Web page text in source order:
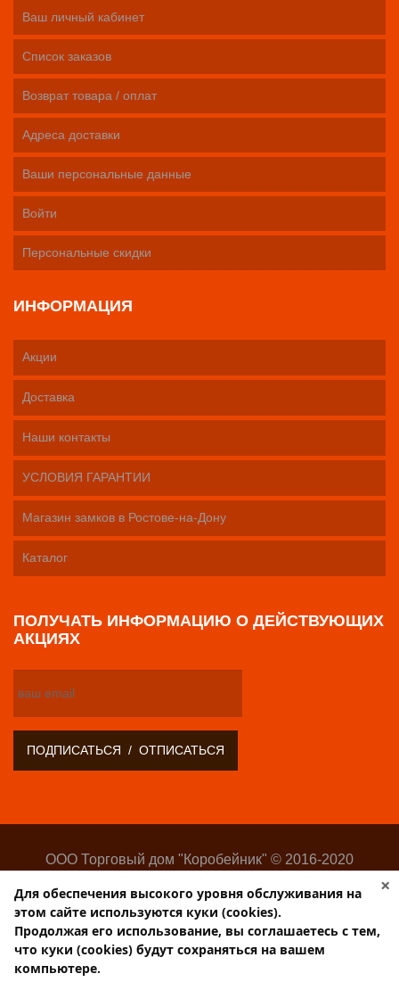
Ваш личный кабинет
Список заказов
Возврат товара / оплат
Адреса доставки
Ваши персональные данные
Войти
Персональные скидки
ИНФОРМАЦИЯ
Акции
Доставка
Наши контакты
УСЛОВИЯ ГАРАНТИИ
Магазин замков в Ростове-на-Дону
Каталог
ПОЛУЧАТЬ ИНФОРМАЦИЮ О ДЕЙСТВУЮЩИХ
АКЦИЯХ
ООО Торговый дом "Коробейник" © 2016-2020
изделий
Разработка:Web-студия Websilon
Поддержка сайта —ООО «Центр-Интернет»
×
Для обеспечения высокого уровня обслуживания на
этом сайте используются куки (cookies).
Продолжая его использование, вы соглашаетесь с тем,
что куки (cookies) будут сохраняться на вашем
компьютере.